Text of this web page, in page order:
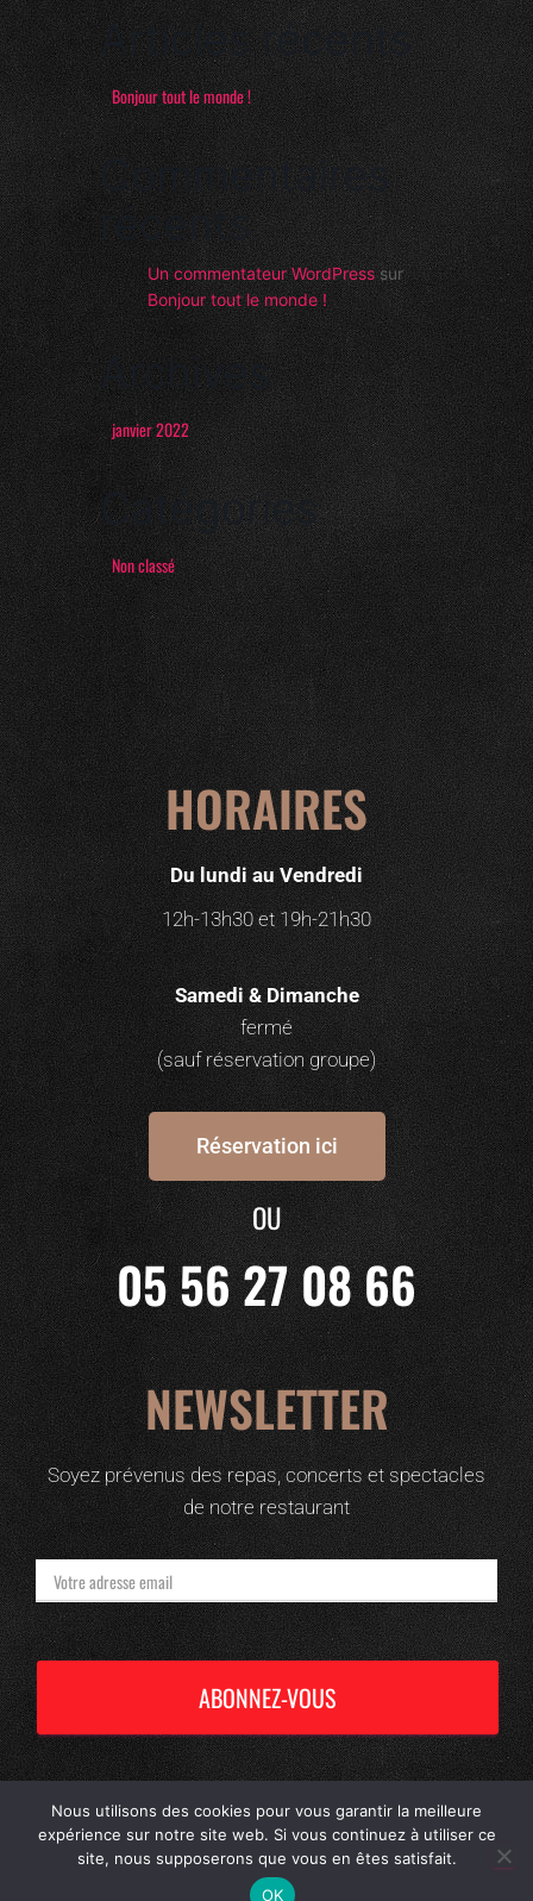
Articles récents
Bonjour tout le monde !
Commentaires
récents
Un commentateur WordPresssur
Bonjour tout le monde !
Archives
janvier 2022
Catégories
Non classé
HORAIRES
Du lundi au Vendredi
12h-13h30 et 19h-21h30
Samedi & Dimanche
fermé
(sauf réservation groupe)
Réservation ici
OU
05 56 27 08 66
NEWSLETTER
Soyez prévenus des repas, concerts et spectacles
de notre restaurant
Road 524 © Marque déposée |Mentions Légales & Politique de Confidentialité
Propulsé parWordpress| Vitaminé par Marie Camdescasse
Nous utilisons des cookies pour vous garantir la meilleure
expérience sur notre site web. Si vous continuez à utiliser ce
site, nous supposerons que vous en êtes satisfait.
OK